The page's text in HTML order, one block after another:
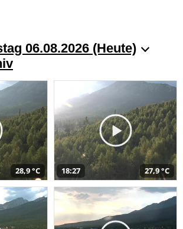
06.08.2026 (Heute)
28,9 °C 18:27 27,9 °C